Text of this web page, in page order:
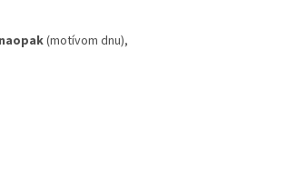
(motívom dnu),